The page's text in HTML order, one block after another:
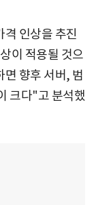
인상을 추진
이 적용될 것으
향후 서버, 범
크다"고 분석했